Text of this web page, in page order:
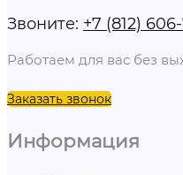
Звоните: +7 (812)
Работаем для вас без
Заказать звонок
Информация